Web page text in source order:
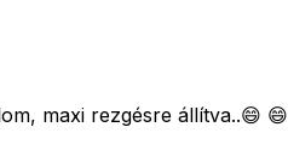
maxi rezgésre állítva..😄 😄